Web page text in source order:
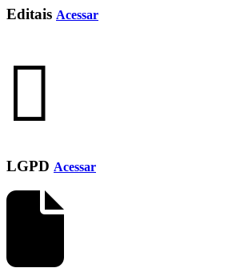
Editais Acessar
LGPD Acessar